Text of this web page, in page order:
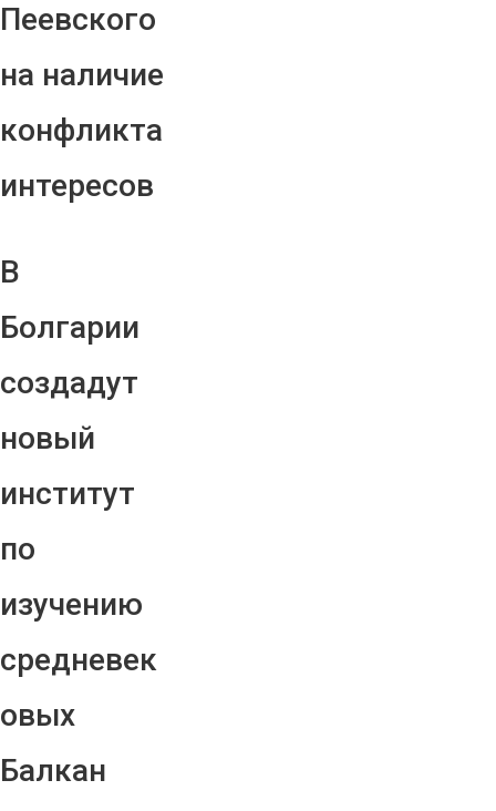
Пеевского
на наличие
конфликта
интересов
В
Болгарии
создадут
новый
институт
по
изучению
средневек
овых
Балкан